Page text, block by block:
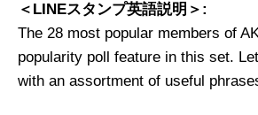
＜LINEスタンプ英語説明＞:
The 28 most popular members of
popularity poll feature in this set.
with an assortment of useful